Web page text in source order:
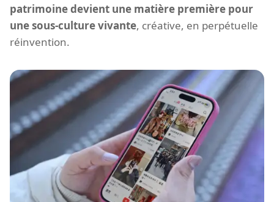
patrimoine devient une matière première pour
une sous-culture vivante, créative, en perpétuelle
réinvention.